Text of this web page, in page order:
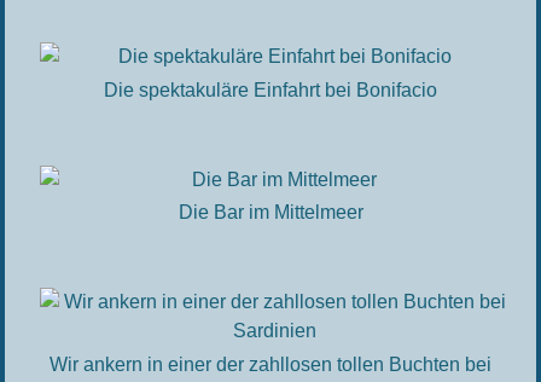
Die spektakuläre Einfahrt bei Bonifacio
Die Bar im Mittelmeer
Wir ankern in einer der zahllosen tollen Buchten bei